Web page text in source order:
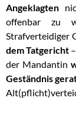
Angeklagten
offenbar zu
Strafverteidiger
dem Tatgericht
der Mandantin
Geständnis